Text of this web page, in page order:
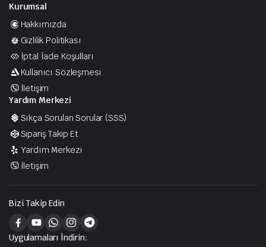
Kurumsal
Hakkımızda
Gizlilik Politikası
İptal İade Koşulları
Kullanıcı Sözleşmesi
İletişim
Yardım Merkezi
Sıkça Sorulan Sorular (SSS)
Sipariş Takip Et
Yardım Merkezi
İletişim
Bizi Takip Edin
Uygulamaları İndirin: